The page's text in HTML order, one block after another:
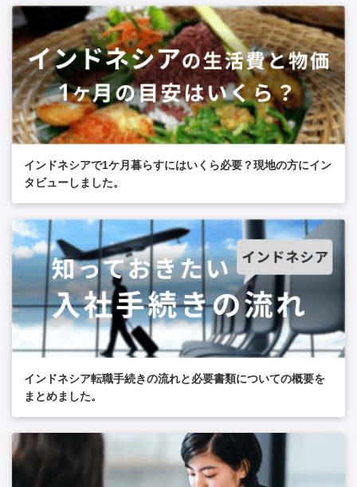
インドネシアで1ケ月暮らすにはいくら必要？現地の方にイン
タビューしました。
インドネシア転職手続きの流れと必要書類についての概要を
まとめました。